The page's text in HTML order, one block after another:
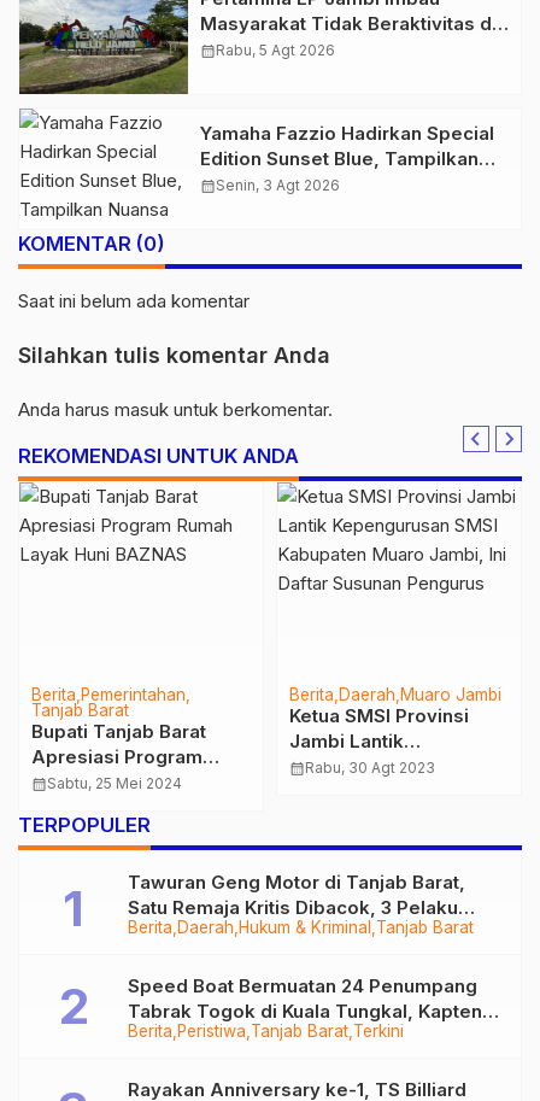
Masyarakat Tidak Beraktivitas di
Atas Jalur Pipa Migas Demi
calendar_monthRabu, 5 Agt 2026
Yamaha Fazzio Hadirkan Special
Edition Sunset Blue, Tampilkan
Nuansa Retro Summer yang
calendar_monthSenin, 3 Agt 2026
KOMENTAR (0)
Saat ini belum ada komentar
Silahkan tulis komentar Anda
Anda harus masuk untuk berkomentar.
REKOMENDASI UNTUK ANDA
Berita Pemerintahan
Tanjab Barat
Bupati Tanjab Barat
Apresiasi Program
Rumah Layak Huni
calendar_monthSabtu, 25 Mei 2024
Berita Daerah Muaro Jambi
Ketua SMSI Provinsi
Jambi Lantik
Kepengurusan SMSI
Susunan Pengurus
calendar_monthRabu, 30 Agt 2023
TERPOPULER
Berita Daerah Hukum & Kriminal Tanjab Barat
Tawuran Geng Motor di Tanjab Barat,
Satu Remaja Kritis Dibacok, 3 Pelaku
Ditangkap
Berita Peristiwa Tanjab Barat Terkini
Speed Boat Bermuatan 24 Penumpang
Tabrak Togok di Kuala Tungkal, Kapten
Sempat Hilang
Rayakan Anniversary ke-1, TS Billiard